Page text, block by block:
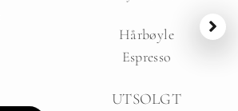
Hårbøyle
Espresso
UTSOLGT